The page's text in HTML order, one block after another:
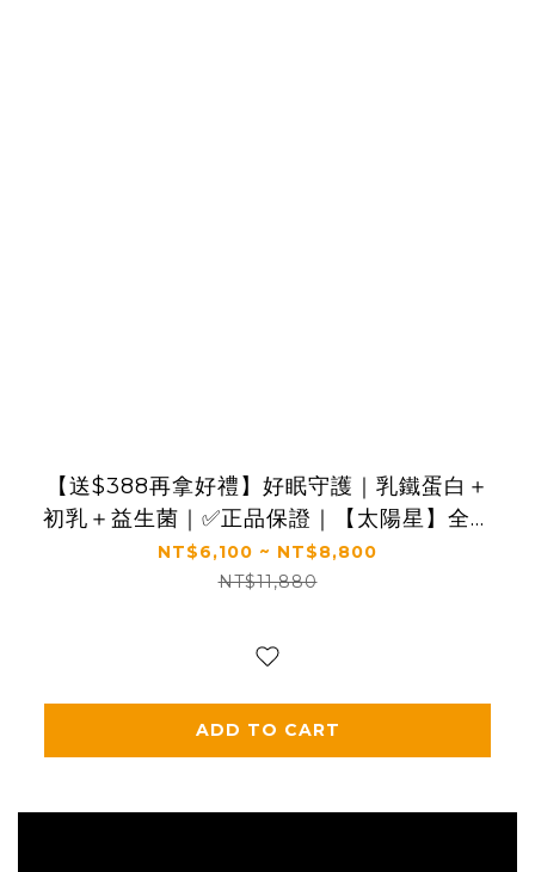
【送$388再拿好禮】好眠守護｜乳鐵蛋白＋
初乳＋益生菌｜✅正品保證｜【太陽星】全效
克菲爾益生菌 X 全效乳鐵蛋白(3g*30包/盒，
多規格)
NT$6,100 ~ NT$8,800
NT$11,880
ADD TO CART